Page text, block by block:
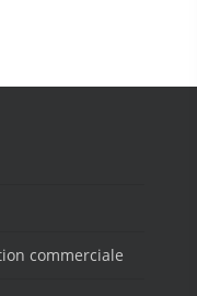
commerciale